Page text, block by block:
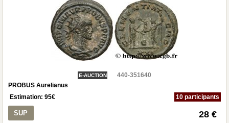
E-AUCTION
440-351640
PROBUS Aurelianus
Estimation: 95€ 10 participants
SUP 28 €